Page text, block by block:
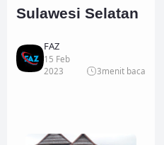
Sulawesi Selatan
FAZ
15 Feb
2023
3menit baca